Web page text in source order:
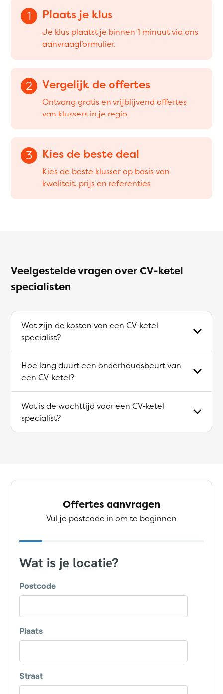
1 Plaats je klus
Je klus plaatst je binnen 1 minuut via ons
aanvraagformulier.
2 Vergelijk de offertes
Ontvang gratis en vrijblijvend offertes
van klussers in je regio.
3 Kies de beste deal
Kies de beste klusser op basis van
kwaliteit, prijs en referenties
Veelgestelde vragen over CV-ketel
specialisten
Wat zijn de kosten van een CV-ketel
specialist?
Hoe lang duurt een onderhoudsbeurt van
een CV-ketel?
Wat is de wachttijd voor een CV-ketel
specialist?
Offertes aanvragen
Vul je postcode in om te beginnen